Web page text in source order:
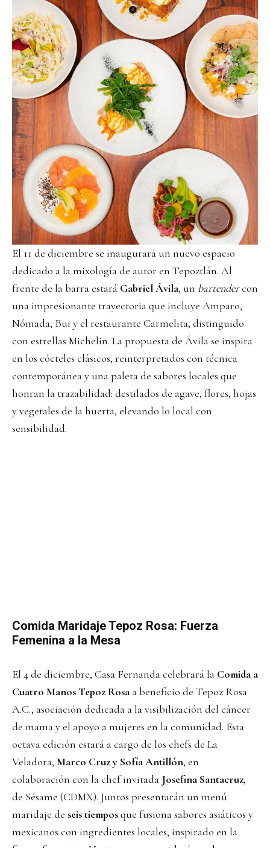
El 11 de diciembre se inaugurará un nuevo espacio
dedicado a la mixología de autor en Tepoztlán. Al
frente de la barra estará Gabriel Ávila, un bartendercon
una impresionante trayectoria que incluye Amparo,
Nómada, Bui y el restaurante Carmelita, distinguido
con estrellas Michelin. La propuesta de Ávila se inspira
en los cócteles clásicos, reinterpretados con técnica
contemporánea y una paleta de sabores locales que
honran la trazabilidad: destilados de agave, flores, hojas
y vegetales de la huerta, elevando lo local con
sensibilidad.
Comida Maridaje Tepoz Rosa: Fuerza
Femenina a la Mesa
El 4 de diciembre, Casa Fernanda celebrará la Comida a
Cuatro Manos Tepoz Rosa a beneficio de Tepoz Rosa
A.C., asociación dedicada a la visibilización del cáncer
de mama y el apoyo a mujeres en la comunidad. Esta
octava edición estará a cargo de los chefs de La
Veladora, Marco Cruz y Sofía Antillón, en
colaboración con la chef invitada Josefina Santacruz,
de Sésame (CDMX). Juntos presentarán un menú
maridaje de seis tiemposque fusiona sabores asiáticos y
mexicanos con ingredientes locales, inspirado en la